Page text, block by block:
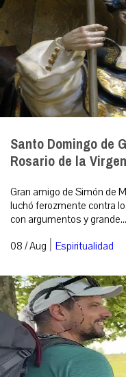
Santo Domingo de
Rosario de la
Gran amigo de Simón de
luchó ferozmente contra
con argumentos y grande...
08 / Aug | Espiritualidad